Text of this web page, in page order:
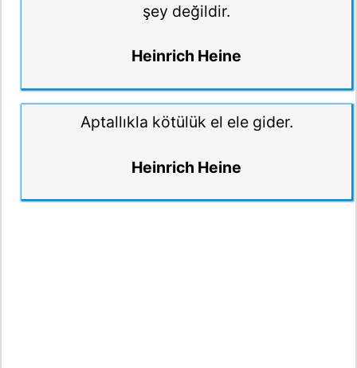
şey değildir.
Heinrich Heine
Aptallıkla kötülük el ele gider.
Heinrich Heine